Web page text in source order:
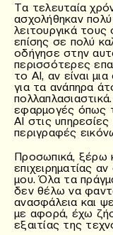
Τα τελευταία
ασχολήθηκαν
λειτουργικά
επίσης σε πολύ
οδήγησε στην
περισσότερες
το AI, αν είναι
για τα ανάπηρα
εφαρμογές όπως
AI στις
περιγραφές
Προσωπικά, ξέρω
επιχειρηματίας
μου. Όλα τα
δεν θέλω να
ανασφάλεια και
με αφορά, έχω
εξαιτίας της